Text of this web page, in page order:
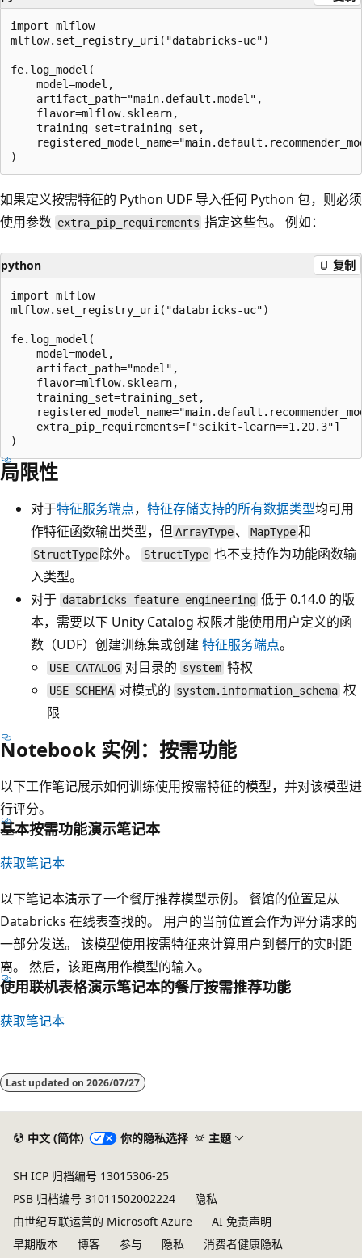
import mlflow
mlflow.set_registry_uri("databricks-uc")
fe.log_model(
    model=model,
    artifact_path="main.default.model",
    flavor=mlflow.sklearn,
    training_set=training_set,
如果定义按需特征的 Python UDF 导入任何 Python 包，则必须
使用参数 extra_pip_requirements 指定这些包。 例如：
python 复制
import mlflow
mlflow.set_registry_uri("databricks-uc")
fe.log_model(
    model=model,
    artifact_path="model",
    flavor=mlflow.sklearn,
    training_set=training_set,
    extra_pip_requirements=["scikit-learn==1.20.3"]
局限性
对于特征服务端点， 特征存储支持的所有数据类型均可用
作特征函数输出类型，但 ArrayType 、 MapType和
StructType 除外。 StructType也不支持作为功能函数输
入类型。
对于 databricks-feature-engineering 低于 0.14.0 的版
本，需要以下 Unity Catalog 权限才能使用用户定义的函
数（UDF）创建训练集或创建特征服务端点。
USE CATALOG 对目录的 system 特权
USE SCHEMA 对模式的 system.information_schema 权
限
Notebook 实例：按需功能
以下工作笔记展示如何训练使用按需特征的模型，并对该模型进
行评分。
基本按需功能演示笔记本
获取笔记本
以下笔记本演示了一个餐厅推荐模型示例。 餐馆的位置是从
Databricks 在线表查找的。 用户的当前位置会作为评分请求的
一部分发送。 该模型使用按需特征来计算用户到餐厅的实时距
离。 然后，该距离用作模型的输入。
使用联机表格演示笔记本的餐厅按需推荐功能
获取笔记本
Last updated on 2026/07/27
中文 (简体) 你的隐私选择 主题
SH ICP 归档编号 13015306-25
PSB 归档编号 31011502002224
隐私
由世纪互联运营的 Microsoft Azure
AI 免责声明
早期版本
博客 参与 隐私 消费者健康隐私